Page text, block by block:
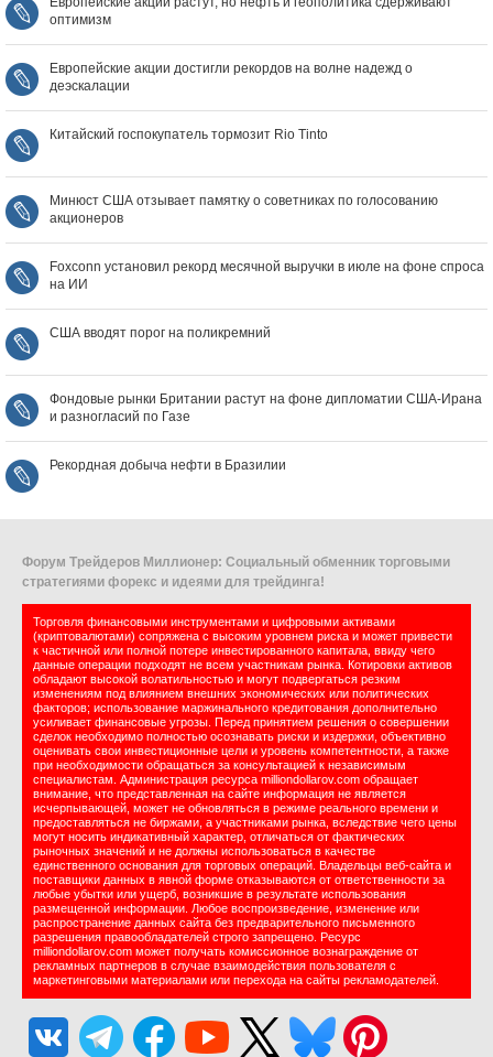
оптимизм
Европейские акции достигли рекордов на волне надежд о
деэскалации
Китайский госпокупатель тормозит Rio Tinto
Минюст США отзывает памятку о советниках по голосованию
акционеров
Foxconn установил рекорд месячной выручки в июле на фоне спроса
на ИИ
США вводят порог на поликремний
Фондовые рынки Британии растут на фоне дипломатии США‑Ирана
и разногласий по Газе
Рекордная добыча нефти в Бразилии
Форум Трейдеров Миллионер: Социальный обменник торговыми
стратегиями форекс и идеями для трейдинга!
Торговля финансовыми инструментами и цифровыми активами
(криптовалютами) сопряжена с высоким уровнем риска и может привести
к частичной или полной потере инвестированного капитала, ввиду чего
данные операции подходят не всем участникам рынка. Котировки активов
обладают высокой волатильностью и могут подвергаться резким
изменениям под влиянием внешних экономических или политических
факторов; использование маржинального кредитования дополнительно
усиливает финансовые угрозы. Перед принятием решения о совершении
сделок необходимо полностью осознавать риски и издержки, объективно
оценивать свои инвестиционные цели и уровень компетентности, а также
при необходимости обращаться за консультацией к независимым
специалистам. Администрация ресурса milliondollarov.com обращает
внимание, что представленная на сайте информация не является
исчерпывающей, может не обновляться в режиме реального времени и
предоставляться не биржами, а участниками рынка, вследствие чего цены
могут носить индикативный характер, отличаться от фактических
рыночных значений и не должны использоваться в качестве
единственного основания для торговых операций. Владельцы веб-сайта и
поставщики данных в явной форме отказываются от ответственности за
любые убытки или ущерб, возникшие в результате использования
размещенной информации. Любое воспроизведение, изменение или
распространение данных сайта без предварительного письменного
разрешения правообладателей строго запрещено. Ресурс
milliondollarov.com может получать комиссионное вознаграждение от
рекламных партнеров в случае взаимодействия пользователя с
маркетинговыми материалами или перехода на сайты рекламодателей.